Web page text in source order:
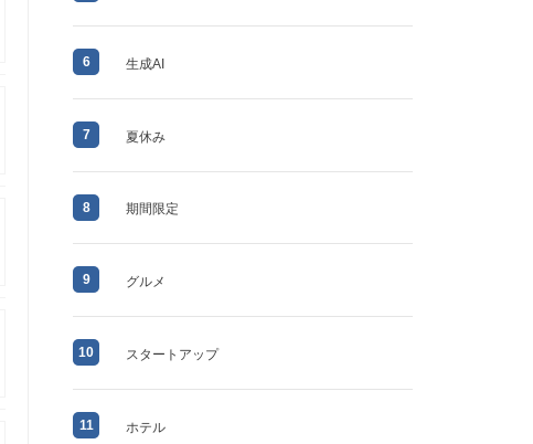
6 生成AI
7 夏休み
8 期間限定
9 グルメ
10 スタートアップ
11 ホテル